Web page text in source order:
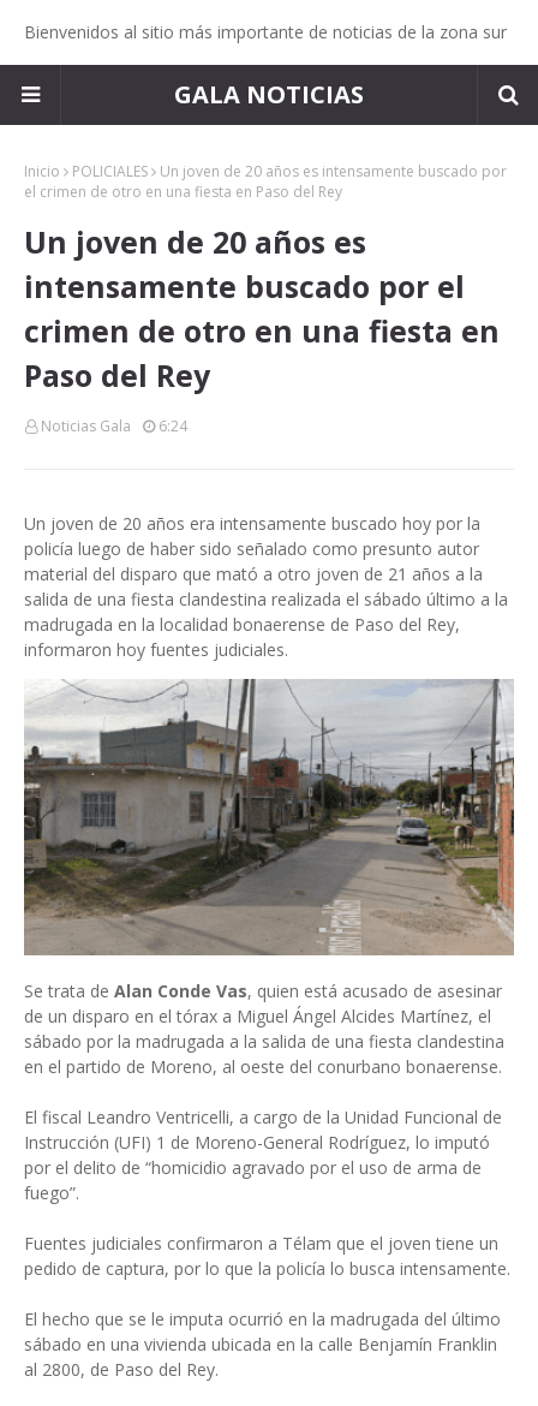
Bienvenidos al sitio más importante de noticias de la zona sur
GALA NOTICIAS
Inicio POLICIALES
Un joven de 20 años es intensamente buscado por
el crimen de otro en una fiesta en Paso del Rey
Un joven de 20 años es
intensamente buscado por el
crimen de otro en una fiesta en
Paso del Rey
Noticias Gala 6:24
Un joven de 20 años era intensamente buscado hoy por la
policía luego de haber sido señalado como presunto autor
material del disparo que mató a otro joven de 21 años a la
salida de una fiesta clandestina realizada el sábado último a la
madrugada en la localidad bonaerense de Paso del Rey,
informaron hoy fuentes judiciales.
Se trata de Alan Conde Vas, quien está acusado de asesinar
de un disparo en el tórax a Miguel Ángel Alcides Martínez, el
sábado por la madrugada a la salida de una fiesta clandestina
en el partido de Moreno, al oeste del conurbano bonaerense.
El fiscal Leandro Ventricelli, a cargo de la Unidad Funcional de
Instrucción (UFI) 1 de Moreno-General Rodríguez, lo imputó
por el delito de “homicidio agravado por el uso de arma de
fuego”.
Fuentes judiciales confirmaron a Télam que el joven tiene un
pedido de captura, por lo que la policía lo busca intensamente.
El hecho que se le imputa ocurrió en la madrugada del último
sábado en una vivienda ubicada en la calle Benjamín Franklin
al 2800, de Paso del Rey.